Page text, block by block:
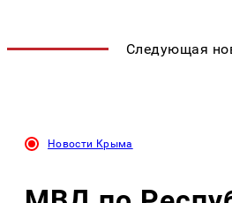
Следующая
Новости Крыма